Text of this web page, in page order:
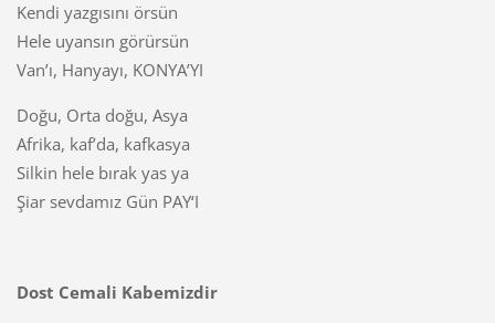
Kendi yazgısını örsün
Hele uyansın görürsün
Van’ı, Hanyayı, KONYA’YI
Doğu, Orta doğu, Asya
Afrika, kaf’da, kafkasya
Silkin hele bırak yas ya
Şiar sevdamız Gün PAY‘I
Dost Cemali Kabemizdir